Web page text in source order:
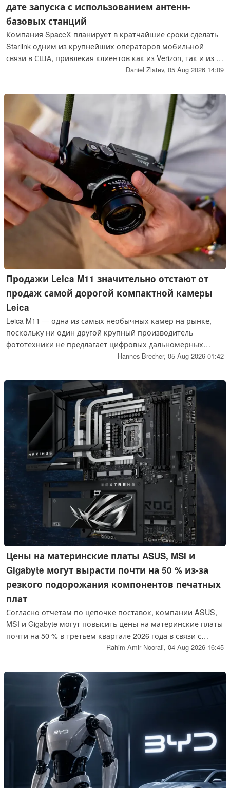
дате запуска с использованием антенн-
базовых станций
Компания SpaceX планирует в кратчайшие сроки сделать
Starlink одним из крупнейших операторов мобильной
связи в США, привлекая клиентов как из Verizon, так и из T-
Mobile и AT&T. Starlink Mobile обеспечит покрытие как в
использования существующих антенн.
Daniel Zlatev, 05 Aug 2026 14:09
Продажи Leica M11 значительно отстают от
продаж самой дорогой компактной камеры
Leica
Leica M11 — одна из самых необычных камер на рынке,
поскольку ни один другой крупный производитель
фототехники не предлагает цифровых дальномерных
камер. Эта дорогостоящая полнокадровая камера, не
изображения, по всей видимости, продаётся гораздо хуже,
чем самая дорогая компактная камера Leica.
Hannes Brecher, 05 Aug 2026 01:42
Цены на материнские платы ASUS, MSI и
Gigabyte могут вырасти почти на 50 % из-за
резкого подорожания компонентов печатных
плат
Согласно отчетам по цепочке поставок, компании ASUS,
MSI и Gigabyte могут повысить цены на материнские платы
почти на 50 % в третьем квартале 2026 года в связи с
резким ростом стоимости печатных плат и компонентов.
сокращения объемов поставок, слабого спроса на
самосборные ПК, высокой стоимости оперативной памяти
и ограниченных стимулов для потребителей к
обновлению оборудования, хотя ни один из
производителей пока не подтвердил эти планы.
Rahim Amir Noorali, 04 Aug 2026 16:45